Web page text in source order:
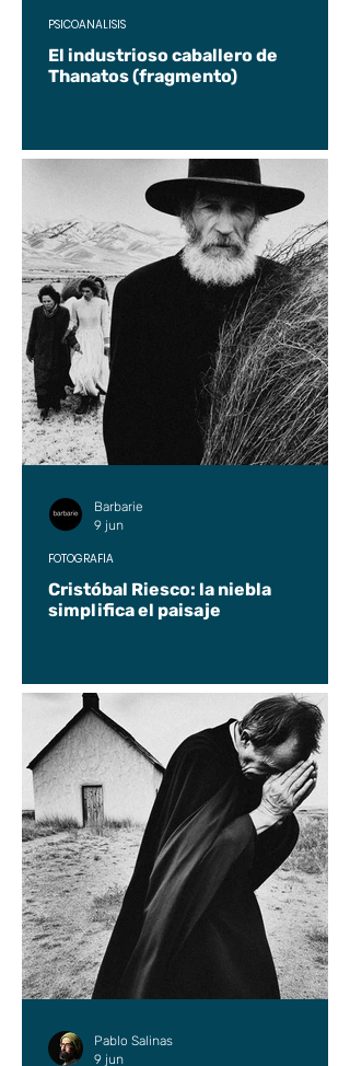
El industrioso caballero de
Thanatos (fragmento)
PSICOANÁLISIS
Cristóbal Riesco: la niebla
simplifica el paisaje
FOTOGRAFÍA
Barbarie
9 jun
Pablo Salinas
9 jun